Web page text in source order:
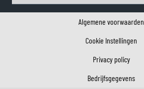
Algemene voorwaarden
Cookie Instellingen
Privacy policy
Bedrijfsgegevens